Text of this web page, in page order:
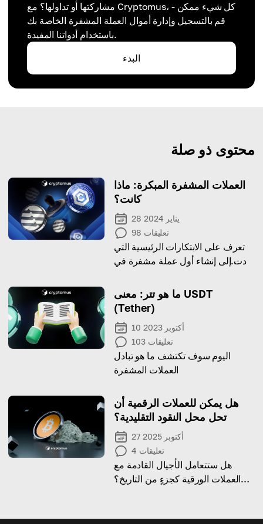
مشاركتها أو تداولها؟ مع Cryptomus، كل شيء ممكن -
قم بالتسجيل وإدارة أموال العملة المشفرة الخاصة بك
باستخدام أدواتنا المفيدة.
البدء
محتوى ذو صلة
العملات المشفرة المبكرة: ماذا
كانت؟
28 يناير 2024
98 تعليقات
تعرف على الابتكارات الرئيسية التي
أدت إلى إنشاء أول عملة مشفرة في
ما هو تتر: معنى USDT
(Tether)
10 أكتوبر 2023
103 تعليقات
اليوم سوف تكتشف ما هو تبادل
العملات المشفرة
هل يمكن للعملات الرقمية أن
تحل محل النقود التقليدية؟
27 أكتوبر 2025
4 تعليقات
هل ستتعامل الأجيال القادمة مع
العملات الورقية كجزءٍ من التاريخ؟